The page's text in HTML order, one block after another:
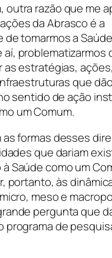
outra razão que me
da Abrasco é a
de tomarmos a
aí, problematizarmos
as estratégias,
que
sentido de ação
um Comum.
as formas desses
que dariam
Saúde como um
portanto, às
meso e
pergunta que
programa de